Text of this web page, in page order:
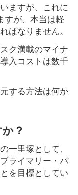
ますが、これに
すが、本当は軽
ばなりません。
ク満載のマイナ
入コストは数千
する方法は何か
？
一里塚として、
ライマリー・バ
を目標としてい